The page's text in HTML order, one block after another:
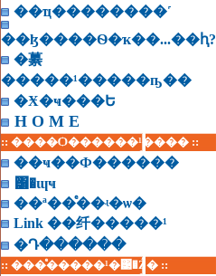
��ҵ��������˹
��ɮ����Ѳ�ҡ��...��ԧ?
�繤
�����¹�����ҧ��
�Ӿ�ҹ���Ե
H O M E
:: ����Ѻ������¹���� ::
��ҹ��Ф������
͸�ɰҹ
��ª��ͤ��ʵ�ѡ�
Link ��纤�����¹
�Դ������
:: ���ͤ�����¹�͹�Ź� ::